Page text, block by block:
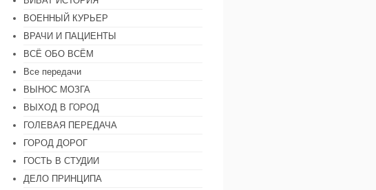
ВОЕННЫЙ КУРЬЕР
ВРАЧИ И ПАЦИЕНТЫ
ВСЁ ОБО ВСЁМ
Все передачи
ВЫНОС МОЗГА
ВЫХОД В ГОРОД
ГОЛЕВАЯ ПЕРЕДАЧА
ГОРОД ДОРОГ
ГОСТЬ В СТУДИИ
ДЕЛО ПРИНЦИПА